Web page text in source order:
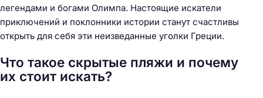
легендами и богами Олимпа. Настоящие искатели
приключений и поклонники истории станут счастливы
открыть для себя эти неизведанные уголки Греции.
Что такое скрытые пляжи и почему
их стоит искать?